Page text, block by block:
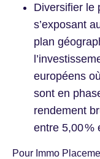
Diversifier le
s’exposant
plan
européens
sont en
rendement
entre 5,00 %
Pour Immo